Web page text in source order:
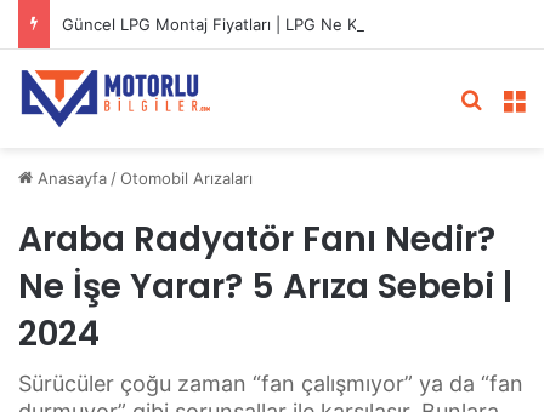
Güncel LPG Montaj Fiyatları | LPG Ne Kadara Takılır?
Anasayfa /Otomobil Arızaları
Araba Radyatör Fanı Nedir?
Ne İşe Yarar? 5 Arıza Sebebi |
2024
Sürücüler çoğu zaman “fan çalışmıyor” ya da “fan